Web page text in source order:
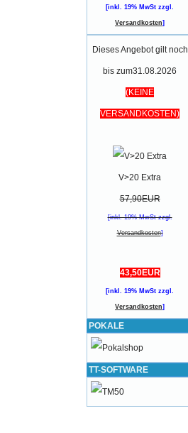
[inkl. 19% MwSt zzgl.
Versandkosten]
Dieses Angebot gilt noch
bis zum31.08.2026
(KEINE
VERSANDKOSTEN)
V>20 Extra
57,90EUR
[inkl. 19% MwSt zzgl.
Versandkosten]
43,50EUR
[inkl. 19% MwSt zzgl.
Versandkosten]
POKALE
TT-SOFTWARE